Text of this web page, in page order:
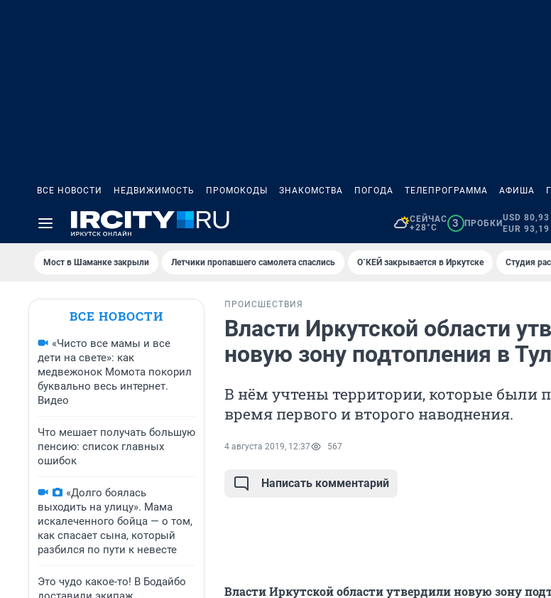
ВСЕ НОВОСТИ НЕДВИЖИМОСТЬ ПРОМОКОДЫ ЗНАКОМСТВА ПОГОДА ТЕЛЕПРОГРАММА АФИША
СЕЙЧАС
+28°C
3 ПРОБКИ
USD 80,93
EUR 93,19
Мост в Шаманке закрыли Летчики пропавшего самолета спаслись О`КЕЙ закрывается в Иркутске Студия
ВСЕ НОВОСТИ
«Чисто все мамы и все
дети на свете»: как
медвежонок Момота покорил
буквально весь интернет.
Видео
Что мешает получать большую
пенсию: список главных
ошибок
«Долго боялась
выходить на улицу». Мама
искалеченного бойца — о том,
как спасает сына, который
разбился по пути к невесте
Это чудо какое-то! В Бодайбо
ПРОИСШЕСТВИЯ
Власти Иркутской области
новую зону подтопления в
В нём учтены территории, которые были
время первого и второго наводнения.
4 августа 2019, 12:37 567
Написать комментарий
Власти Иркутской области утвердили новую зону